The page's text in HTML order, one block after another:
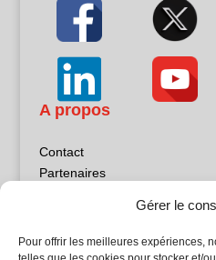
Gérer le
Pour offrir les meilleures expériences,
A propos
Contact
Partenaires
Politique de confidentialité
Sites partenaires